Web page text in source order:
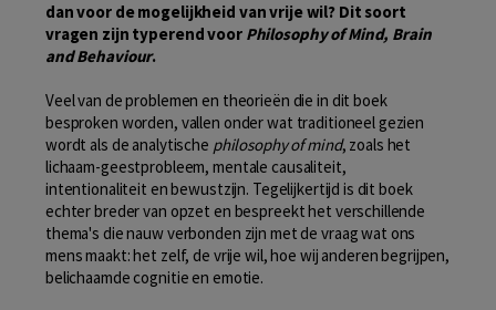
dan voor de mogelijkheid van vrije wil? Dit soort
vragen zijn typerend voor Philosophy of Mind, Brain
and Behaviour.
Veel van de problemen en theorieën die in dit boek
besproken worden, vallen onder wat traditioneel gezien
wordt als de analytische philosophy of mind, zoals het
lichaam-geestprobleem, mentale causaliteit,
intentionaliteit en bewustzijn. Tegelijkertijd is dit boek
echter breder van opzet en bespreekt het verschillende
thema's die nauw verbonden zijn met de vraag wat ons
mens maakt: het zelf, de vrije wil, hoe wij anderen begrijpen,
belichaamde cognitie en emotie.